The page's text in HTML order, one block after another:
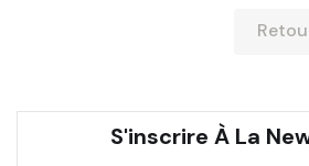
S'inscrire À La